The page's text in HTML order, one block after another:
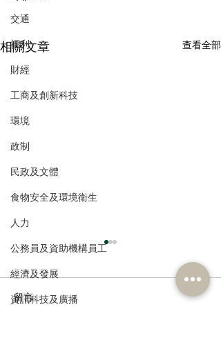
交通
福利
財經
工商及創新科技
環境
政制
民政及文體
食物安全及環境衛生
人力
公務員及資助機構員工
經濟及發展
資訊科技及廣播
相關文章 查看全部
留言